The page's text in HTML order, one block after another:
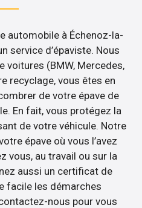
automobile à Échenoz-la-
service d’épaviste. Nous
voitures (BMW, Mercedes,
recyclage, vous êtes en
de votre épave de
En fait, vous protégez la
de votre véhicule. Notre
épave où vous l’avez
vous, au travail ou sur la
aussi un certificat de
facile les démarches
nous pour vous